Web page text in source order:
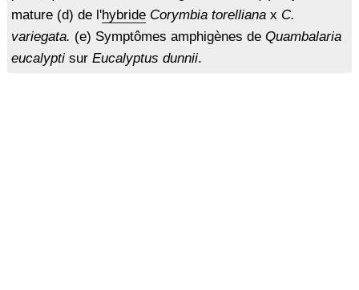
mature (d) de l'hybride Corymbia torellianax C.
variegata. (e) Symptômes amphigènes de Quambalaria
eucalyptisur Eucalyptus dunnii.